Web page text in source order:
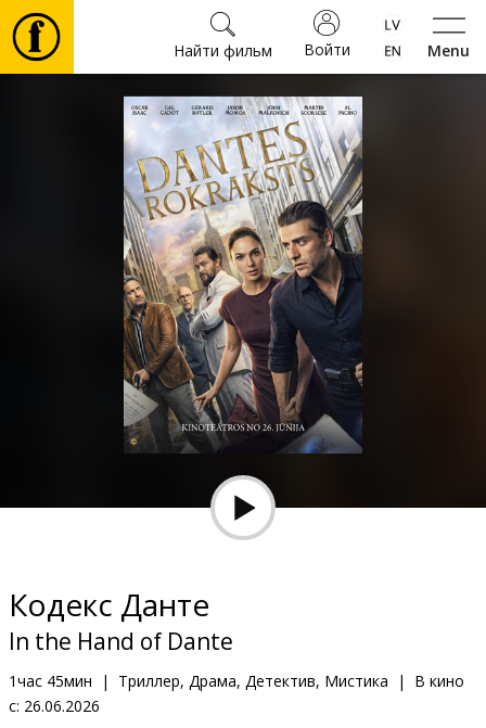
Menu
Войти
Найти фильм
Фильмы
Культура
Мероприятия
Новости
Подарки
Клуб
Кодекс Данте
In the Hand of Dante
1час 45мин | Триллер, Драма, Детектив, Мистика |
В кино
с: 26.06.2026